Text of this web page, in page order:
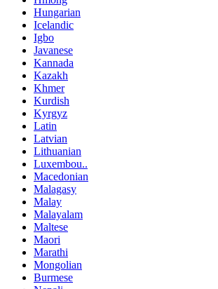
Hungarian
Icelandic
Igbo
Javanese
Kannada
Kazakh
Khmer
Kurdish
Kyrgyz
Latin
Latvian
Lithuanian
Luxembou..
Macedonian
Malagasy
Malay
Malayalam
Maltese
Maori
Marathi
Mongolian
Burmese